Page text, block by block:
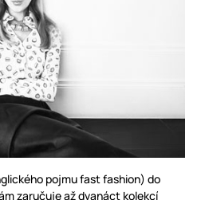
pojmu fast fashion) do
zaručuje aždvanáct kolekcí